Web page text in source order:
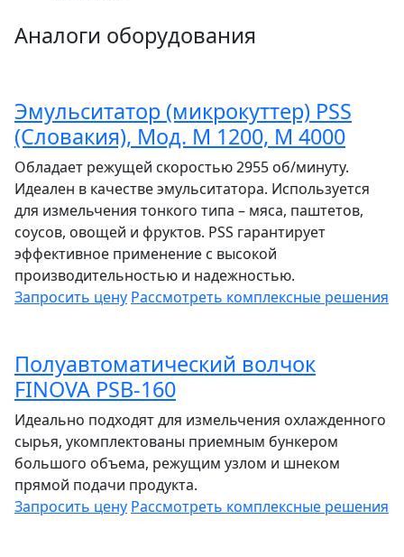
Аналоги оборудования
Эмульситатор (микрокуттер) PSS
(Словакия), Мод. М 1200, M 4000
Обладает режущей скоростью 2955 об/минуту.
Идеален в качестве эмульситатора. Используется
для измельчения тонкого типа – мяса, паштетов,
соусов, овощей и фруктов. PSS гарантирует
эффективное применение с высокой
производительностью и надежностью.
Запросить цену Рассмотреть комплексные решения
Полуавтоматический волчок
FINOVA PSB-160
Идеально подходят для измельчения охлажденного
сырья, укомплектованы приемным бункером
большого объема, режущим узлом и шнеком
прямой подачи продукта.
Запросить цену Рассмотреть комплексные решения